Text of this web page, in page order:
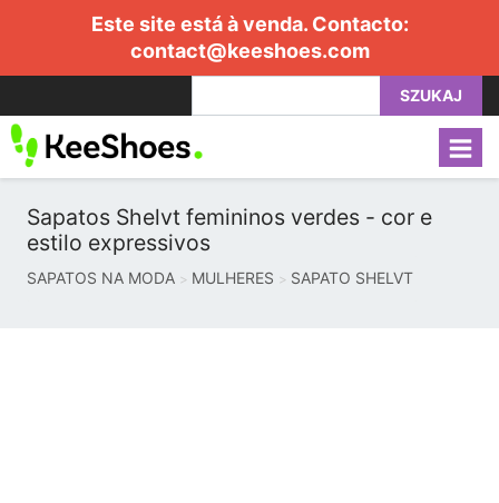
Este site está à venda. Contacto:
contact@keeshoes.com
SZUKAJ
Sapatos Shelvt femininos verdes - cor e
estilo expressivos
SAPATOS NA MODA MULHERES SAPATO SHELVT